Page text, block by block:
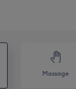
Massage